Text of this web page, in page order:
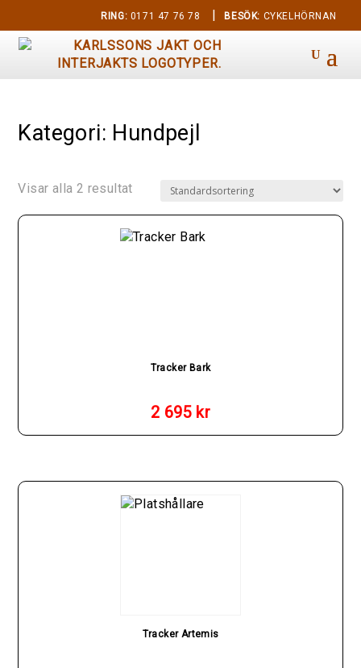
RING: 0171 47 76 78 | BESÖK: CYKELHÖRNAN
Kategori: Hundpejl
Visar alla 2 resultat
Tracker Bark
2 695 kr
Tracker Artemis